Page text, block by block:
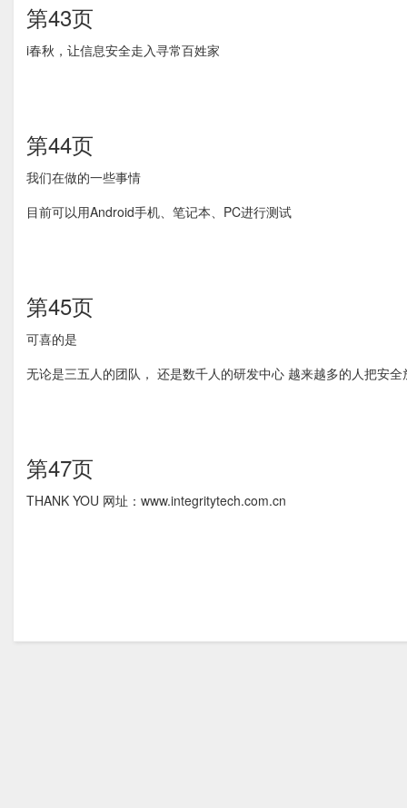
第43页
i春秋，让信息安全走入寻常百姓家
第44页
我们在做的一些事情
目前可以用Android手机、笔记本、PC进行测试
第45页
可喜的是
无论是三五人的团队， 还是数千人的研发中心 越来越多的人把安
第47页
THANK YOU 网址：www.integritytech.com.cn